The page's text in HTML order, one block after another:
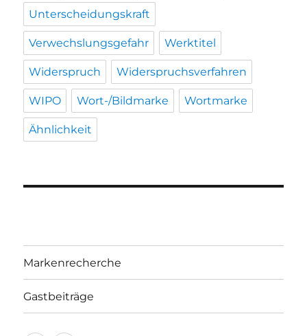
Unterscheidungskraft
Verwechslungsgefahr Werktitel
Widerspruch Widerspruchsverfahren
WIPO Wort-/Bildmarke Wortmarke
Ähnlichkeit
Markenrecherche
Gastbeiträge